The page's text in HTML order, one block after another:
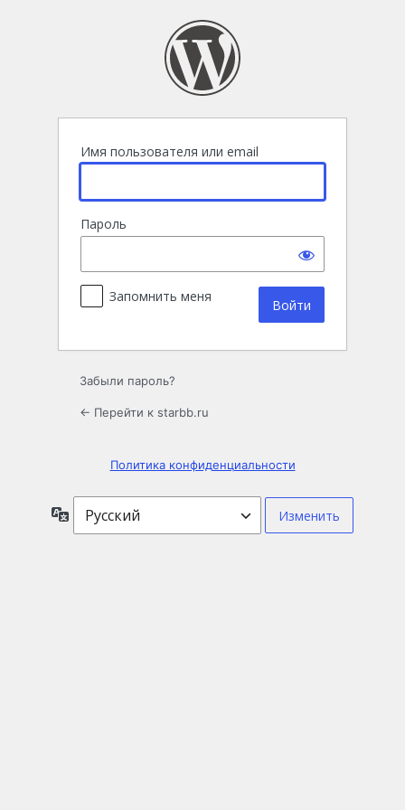
Имя пользователя или email
Пароль
Запомнить меня
Забыли пароль?
← Перейти к starbb.ru
Политика конфиденциальности
Язык